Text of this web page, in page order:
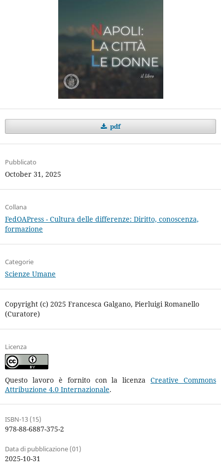
pdf
Pubblicato
October 31, 2025
Collana
FedOAPress - Cultura delle differenze: Diritto, conoscenza,
formazione
Categorie
Scienze Umane
Copyright (c) 2025 Francesca Galgano, Pierluigi Romanello
(Curatore)
Licenza
Questo lavoro è fornito con la licenzaCreative Commons
Attribuzione 4.0 Internazionale.
ISBN-13 (15)
978-88-6887-375-2
Data di pubblicazione (01)
2025-10-31